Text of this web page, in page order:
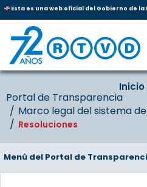
Esta es una web oficial del Gobierno de
Inicio‎‎
Portal de Transparencia
Marco legal del sistema
Resoluciones
Menú del Portal de